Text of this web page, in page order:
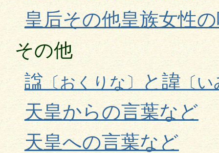
皇后その他皇族女性
その他
諡〔おくりな〕と諱〔い
天皇からの言葉など
天皇への言葉など